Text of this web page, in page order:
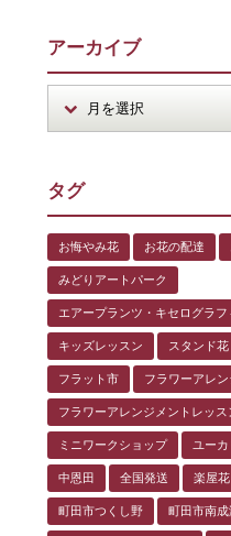
アーカイブ
タグ
お悔やみ花 お花の配達
みどりアートパーク
エアープランツ・キセログラ
キッズレッスン スタンド花
フラット市 フラワーアレン
フラワーアレンジメントレッス
ミニワークショップ ユー
中恩田 全国発送 楽屋花
町田市つくし野 町田市南成